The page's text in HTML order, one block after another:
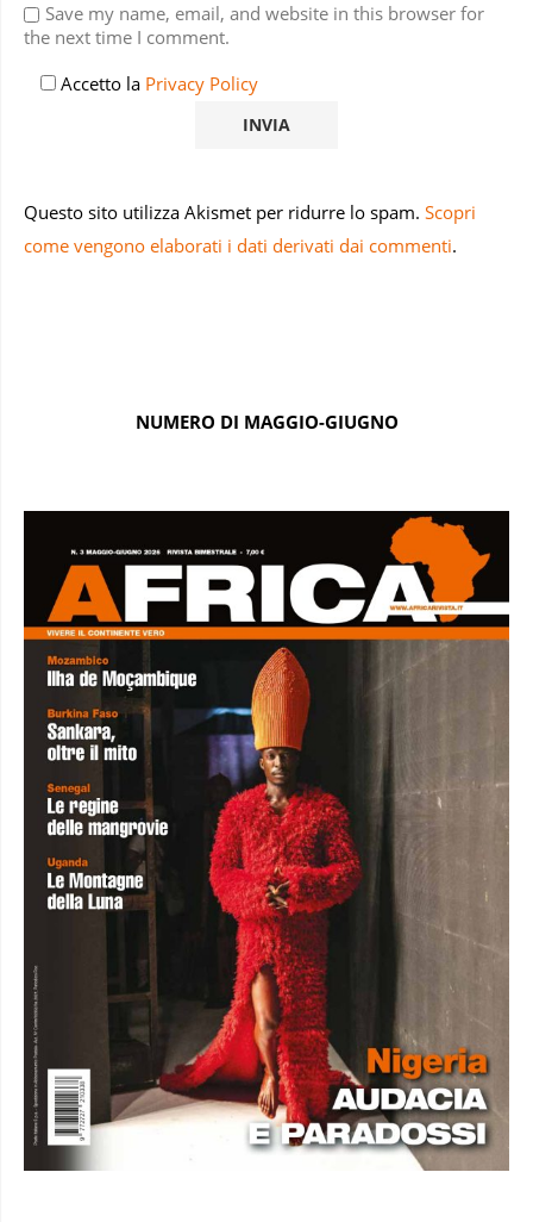
Save my name, email, and website in this browser for
the next time I comment.
Accetto la Privacy Policy
Questo sito utilizza Akismet per ridurre lo spam. Scopri
come vengono elaborati i dati derivati dai commenti.
NUMERO DI MAGGIO-GIUGNO